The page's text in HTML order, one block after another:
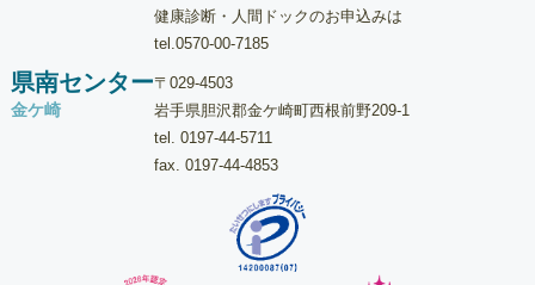
健康診断・人間ドックのお申込みは
tel. 0570-00-7185
県南センター
金ケ崎
〒029-4503
岩手県胆沢郡金ケ崎町西根前野209-1
tel. 0197-44-5711
fax. 0197-44-4853